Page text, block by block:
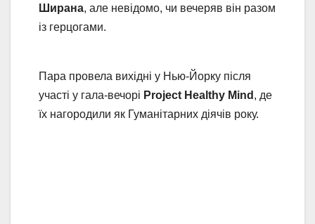
Ширана, але невідомо, чи вечеряв він разом
із герцогами.
Пара провела вихідні у Нью-Йорку після
участі у гала-вечорі Project Healthy Mind , де
їх нагородили як Гуманітарних діячів року.